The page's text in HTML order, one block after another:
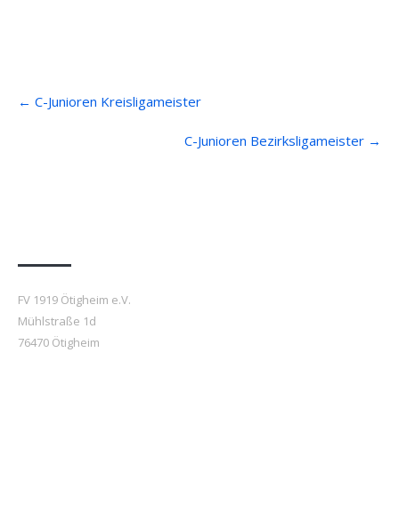
navigation
← C-Junioren Kreisligameister
C-Junioren Bezirksligameister →
FV 1919 Ötigheim e.V.
Mühlstraße 1d
76470 Ötigheim